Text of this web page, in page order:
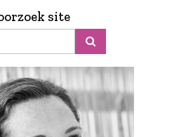
site